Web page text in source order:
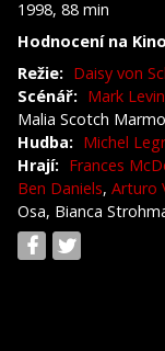
1998, 88 min
Hodnocení na
Režie: Daisy von
Scénář: Mark Levin
Malia Scotch Marmo
Hudba: Michel
Hrají: Frances
Ben Daniels, Arturo
Osa, Bianca